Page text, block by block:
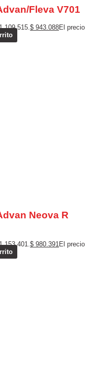
Fleva V701
$ 943.088El precio
Neova R
$ 980.391El precio